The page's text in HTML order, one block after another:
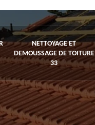
NETTOYAGE ET
DEMOUSSAGE DE TOITURE
33